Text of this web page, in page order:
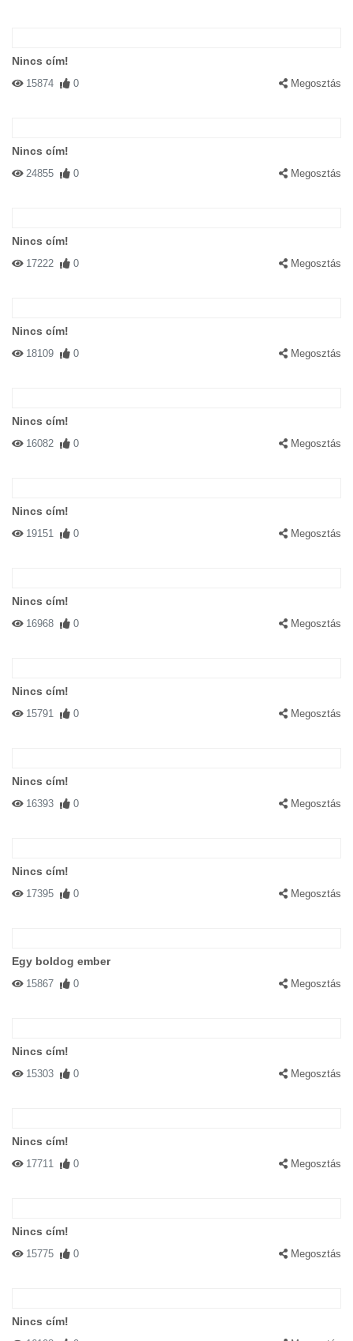
Nincs cím!
15874 0 Megosztás
Nincs cím!
24855 0 Megosztás
Nincs cím!
17222 0 Megosztás
Nincs cím!
18109 0 Megosztás
Nincs cím!
16082 0 Megosztás
Nincs cím!
19151 0 Megosztás
Nincs cím!
16968 0 Megosztás
Nincs cím!
15791 0 Megosztás
Nincs cím!
16393 0 Megosztás
Nincs cím!
17395 0 Megosztás
Egy boldog ember
15867 0 Megosztás
Nincs cím!
15303 0 Megosztás
Nincs cím!
17711 0 Megosztás
Nincs cím!
15775 0 Megosztás
Nincs cím!